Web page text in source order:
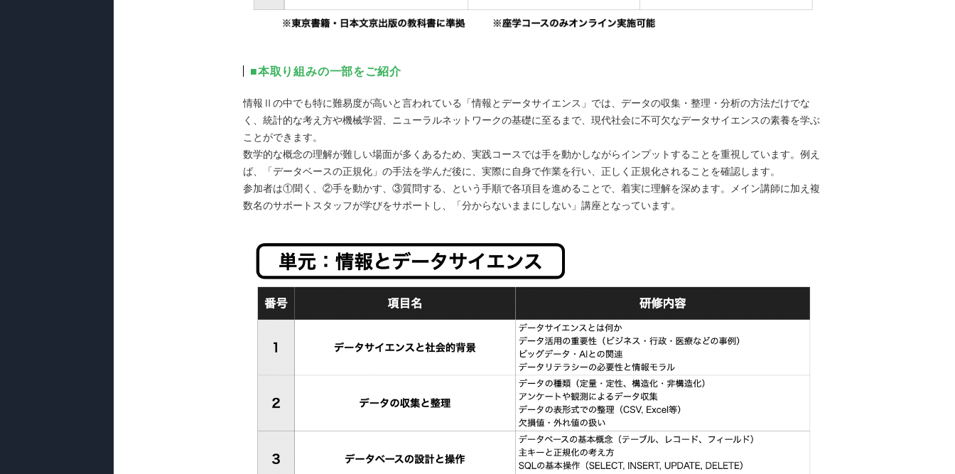
■本取り組みの一部をご紹介
情報Ⅱの中でも特に難易度が高いと言われている「情報とデータサイエンス」では、データの収集・整理・分析の方法だけでな
く、統計的な考え方や機械学習、ニューラルネットワークの基礎に至るまで、現代社会に不可欠なデータサイエンスの素養を学ぶ
ことができます。
数学的な概念の理解が難しい場面が多くあるため、実践コースでは手を動かしながらインプットすることを重視しています。例え
ば、「データベースの正規化」の手法を学んだ後に、実際に自身で作業を行い、正しく正規化されることを確認します。
参加者は①聞く、②手を動かす、③質問する、という手順で各項目を進めることで、着実に理解を深めます。メイン講師に加え複
数名のサポートスタッフが学びをサポートし、「分からないままにしない」講座となっています。